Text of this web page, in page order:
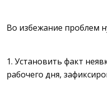
Во избежание проблем
Установить факт
рабочего дня,